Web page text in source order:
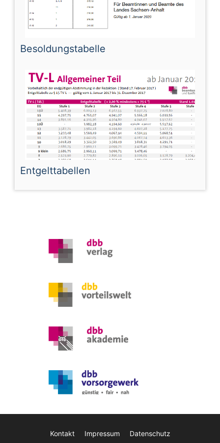
Besoldungstabelle
Entgelttabellen
Kontakt Impressum Datenschutz